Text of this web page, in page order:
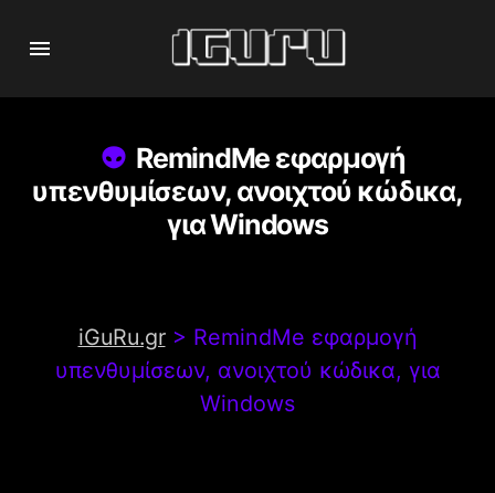
RemindMe εφαρμογή
υπενθυμίσεων, ανοιχτού κώδικα,
για Windows
iGuRu.gr> RemindMe εφαρμογή
υπενθυμίσεων, ανοιχτού κώδικα, για
Windows